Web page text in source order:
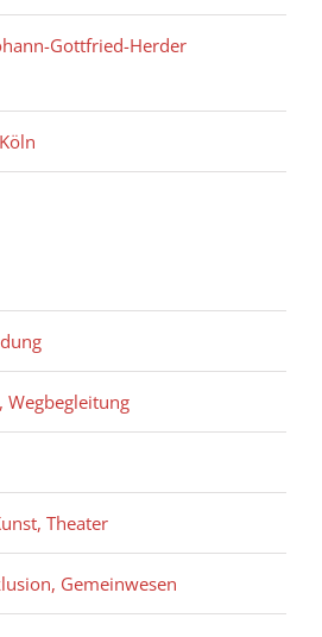
Gottfried-Herder
Wegbegleitung
Theater
Gemeinwesen